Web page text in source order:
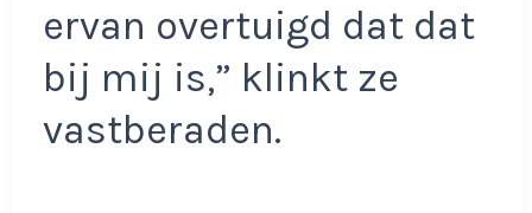
ervan overtuigd dat dat
bij mij is,” klinkt ze
vastberaden.